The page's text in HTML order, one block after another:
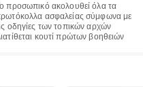
προσωπικό ακολουθεί όλα τα
ασφαλείας σύμφωνα με
οδηγίες των τοπικών αρχών
κουτί πρώτων βοηθειών